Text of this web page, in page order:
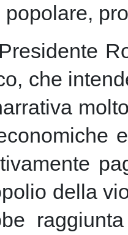
popolare,
che
della